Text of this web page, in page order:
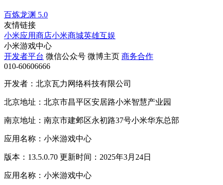
百炼龙渊 5.0
友情链接
小米应用商店小米商城英雄互娱
小米游戏中心
开发者平台 微信公众号 微博主页 商务合作
010-60606666
开发者：北京瓦力网络科技有限公司
北京地址：北京市昌平区安居路小米智慧产业园
南京地址：南京市建邺区永初路37号小米华东总部
应用名称：小米游戏中心
版本：13.5.0.70 更新时间：2025年3月24日
应用名称：小米游戏中心